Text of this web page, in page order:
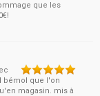
que les
bémol que l'on
magasin. mis à